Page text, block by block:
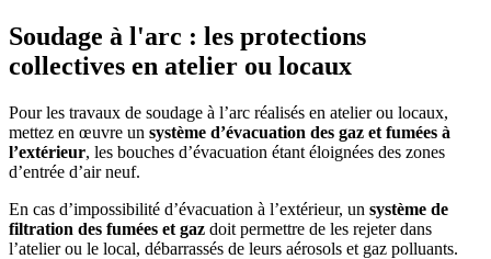
Soudage à l'arc : les protections
collectives en atelier ou locaux
Pour les travaux de soudage à l’arc réalisés en atelier ou locaux,
mettez en œuvre un système d’évacuation des gaz et fumées à
l’extérieur, les bouches d’évacuation étant éloignées des zones
d’entrée d’air neuf.
En cas d’impossibilité d’évacuation à l’extérieur, un système de
filtration des fumées et gaz doit permettre de les rejeter dans
l’atelier ou le local, débarrassés de leurs aérosols et gaz polluants.